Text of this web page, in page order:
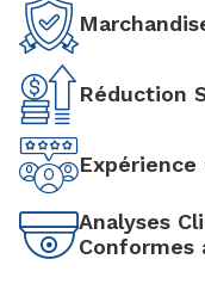
Réduction
Analyses
Conformes